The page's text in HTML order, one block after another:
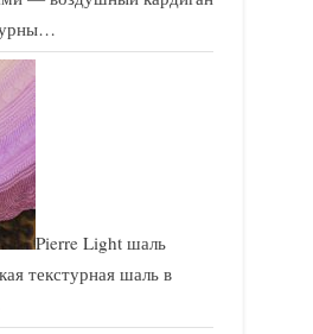
Pierre Light шаль
текстурная шаль в